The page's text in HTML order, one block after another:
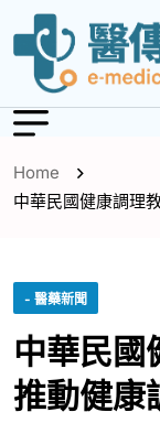
Home
中華民國健康調理
- 醫藥新聞
中華民國
推動健康